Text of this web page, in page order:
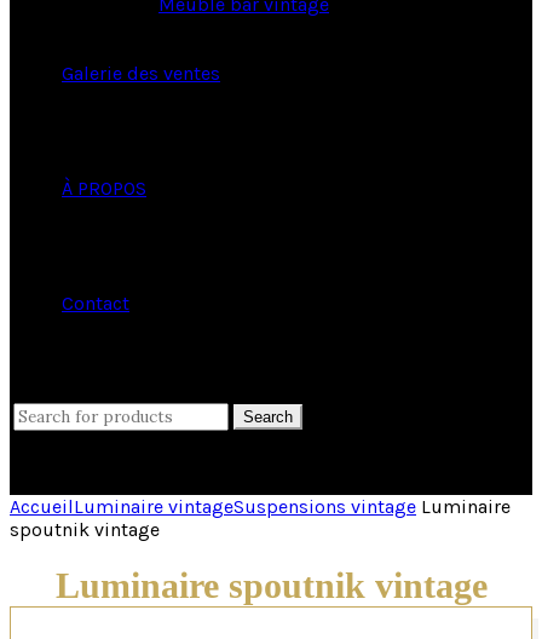
Galerie des ventes
À PROPOS
Contact
Search
for:
Search
AccueilLuminaire vintageSuspensions vintage Luminaire
spoutnik vintage
Luminaire spoutnik vintage